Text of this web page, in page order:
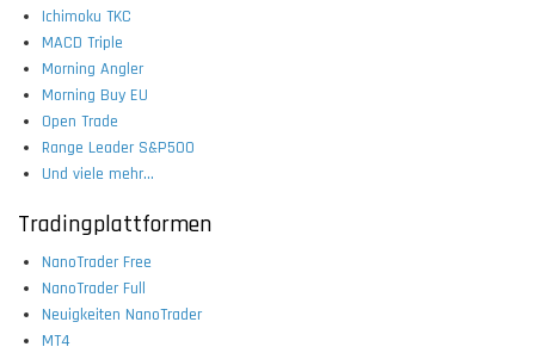
Ichimoku TKC
MACD Triple
Morning Angler
Morning Buy EU
Open Trade
Range Leader S&P500
Und viele mehr...
Tradingplattformen
NanoTrader Free
NanoTrader Full
Neuigkeiten NanoTrader
MT4